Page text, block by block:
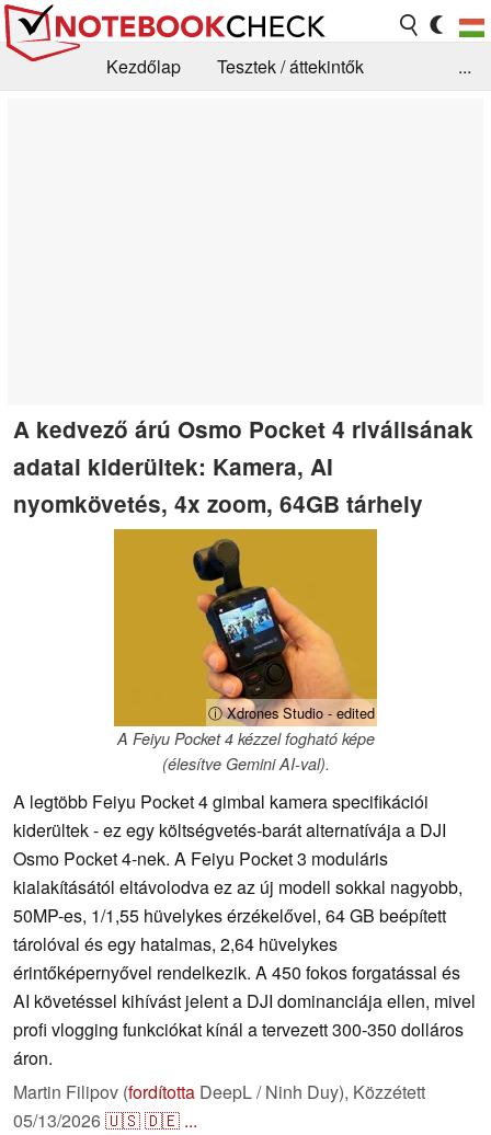
Kezdőlap
Tesztek / áttekintők
...
A kedvező árú Osmo Pocket 4 riválisának
adatai kiderültek: Kamera, AI
nyomkövetés, 4x zoom, 64GB tárhely
ⓘ Xdrones Studio - edited
A Feiyu Pocket 4 kézzel fogható képe
(élesítve Gemini AI-val).
A legtöbb Feiyu Pocket 4 gimbal kamera specifikációi
kiderültek - ez egy költségvetés-barát alternatívája a DJI
Osmo Pocket 4-nek. A Feiyu Pocket 3 moduláris
kialakításától eltávolodva ez az új modell sokkal nagyobb,
50MP-es, 1/1,55 hüvelykes érzékelővel, 64 GB beépített
tárolóval és egy hatalmas, 2,64 hüvelykes
érintőképernyővel rendelkezik. A 450 fokos forgatással és
AI követéssel kihívást jelent a DJI dominanciája ellen, mivel
profi vlogging funkciókat kínál a tervezett 300-350 dolláros
áron.
Martin Filipov (fordította DeepL / Ninh Duy), Közzétett
05/13/2026🇺🇸🇩🇪 ...